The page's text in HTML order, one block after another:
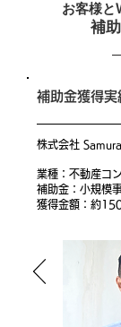
お客様と
補
補助金獲得実
株式会社
業種：不動産コ
補助金：小規模
獲得金額：約